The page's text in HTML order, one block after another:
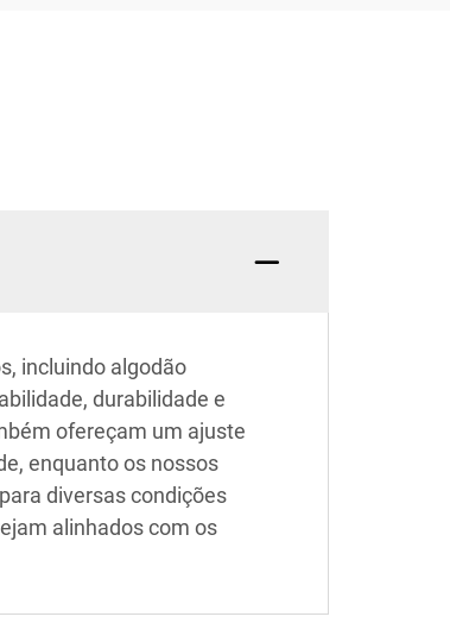
incluindo algodão
durabilidade e
ofereçam um ajuste
enquanto os nossos
diversas condições
alinhados com os